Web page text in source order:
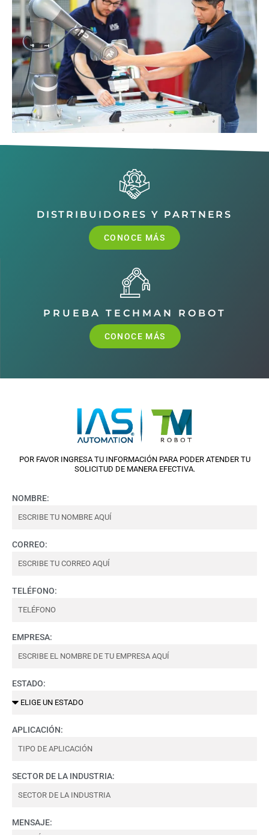
DISTRIBUIDORES Y PARTNERS
CONOCE MÁS
PRUEBA TECHMAN ROBOT
CONOCE MÁS
POR FAVOR INGRESA TU INFORMACIÓN PARA PODER ATENDER TU
SOLICITUD DE MANERA EFECTIVA.
NOMBRE:
CORREO:
TELÉFONO:
EMPRESA:
ESTADO:
APLICACIÓN:
SECTOR DE LA INDUSTRIA:
MENSAJE: